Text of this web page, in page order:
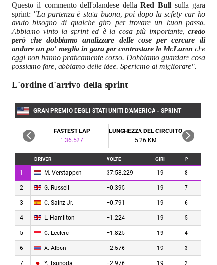
Questo il commento dell'olandese dellaRed Bull sulla gara
sprint: "La partenza è stata buona, poi dopo la safety car ho
avuto bisogno di qualche giro per trovare un buon passo.
Abbiamo vinto la sprint ed è la cosa più importante, credo
però che dobbiamo analizzare delle cose per cercare di
andare un po' meglio in gara per contrastare le McLaren che
oggi non hanno praticamente corso. Dobbiamo guardare cosa
possiamo fare, abbiamo delle idee. Speriamo di migliorare".
L'ordine d'arrivo della sprint